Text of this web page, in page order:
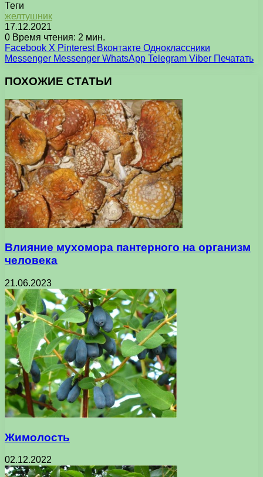
Теги
желтушник
17.12.2021
0 Время чтения: 2 мин.
Facebook X Pinterest Вконтакте Одноклассники
Messenger Messenger WhatsApp Telegram Viber Печатать
ПОХОЖИЕ СТАТЬИ
Влияние мухомора пантерного на организм
человека
21.06.2023
Жимолость
02.12.2022